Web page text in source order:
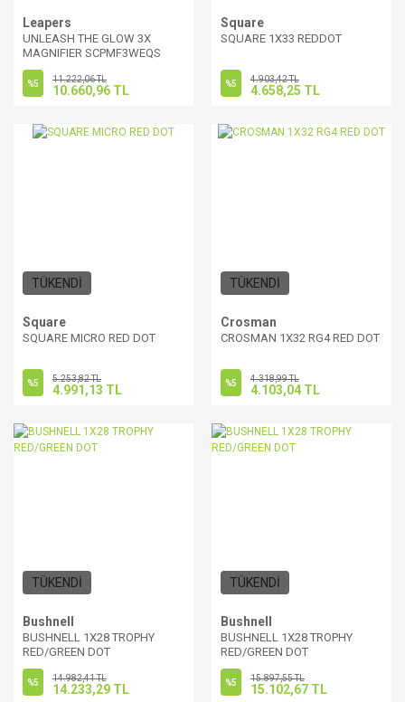
Leapers
UNLEASH THE GLOW 3X
MAGNIFIER SCPMF3WEQS
RED DOT
%5 11.222,06 TL
10.660,96 TL
Square
SQUARE 1X33 REDDOT
%5 4.903,42 TL
4.658,25 TL
TÜKENDİ
Square
SQUARE MICRO RED DOT
%5 5.253,82 TL
4.991,13 TL
TÜKENDİ
Crosman
CROSMAN 1X32 RG4 RED DOT
%5 4.318,99 TL
4.103,04 TL
TÜKENDİ
Bushnell
BUSHNELL 1X28 TROPHY
RED/GREEN DOT
%5 14.982,41 TL
14.233,29 TL
TÜKENDİ
Bushnell
BUSHNELL 1X28 TROPHY
RED/GREEN DOT
%5 15.897,55 TL
15.102,67 TL